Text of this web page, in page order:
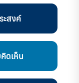
ะสงค์
ดเห็น